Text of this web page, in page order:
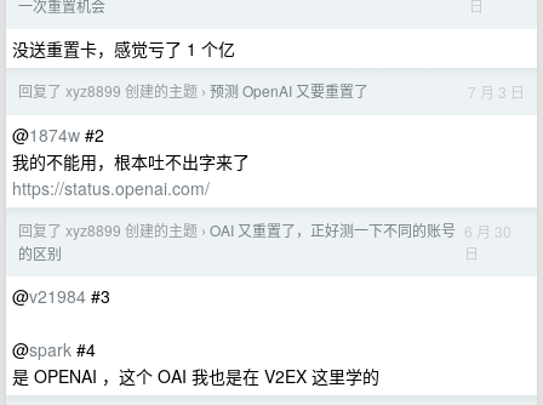
一次重置机会
日
没送重置卡，感觉亏了 1 个亿
回复了 xyz8899 创建的主题 › 预测 OpenAI 又要重置了 7 月 3 日
@1874w #2
我的不能用，根本吐不出字来了
https://status.openai.com/
回复了 xyz8899 创建的主题 › OAI 又重置了，正好测一下不同的账号
的区别
6 月 30
日
@v21984 #3
@spark #4
是 OPENAI ，这个 OAI 我也是在 V2EX 这里学的